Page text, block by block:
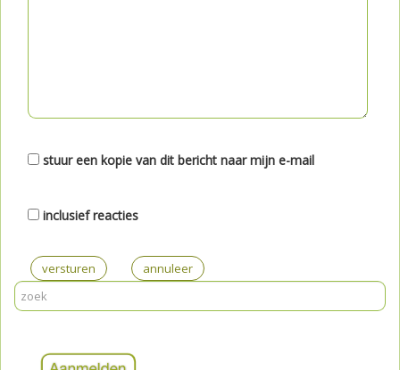
stuur een kopie van dit bericht naar mijn e-mail
inclusief reacties
versturen